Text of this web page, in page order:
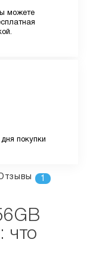
можете
покупки
1
что